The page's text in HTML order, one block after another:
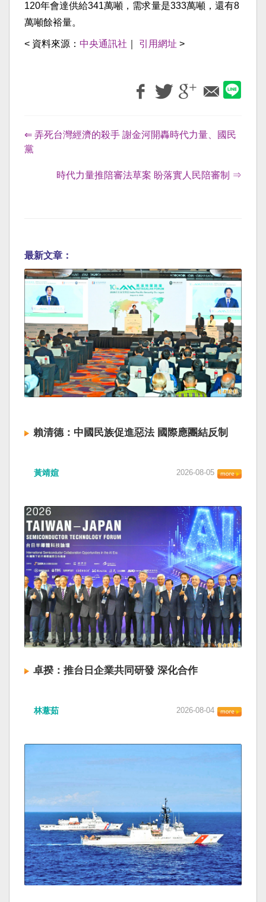
120年會達供給341萬噸，需求量是333萬噸，還有8
萬噸餘裕量。
< 資料來源： 中央通訊社 引用網址 >
⇐ 弄死台灣經濟的殺手 謝金河開轟時代力量、國民
黨
時代力量推陪審法草案 盼落實人民陪審制 ⇒
最新文章：
賴清德：中國民族促進惡法 國際應團結反制
黃靖媗 2026-08-05
卓揆：推台日企業共同研發 深化合作
林薏茹 2026-08-04